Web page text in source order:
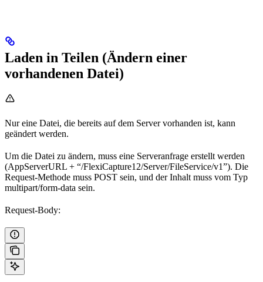
Laden in Teilen (Ändern einer
vorhandenen Datei)
Nur eine Datei, die bereits auf dem Server vorhanden ist, kann
geändert werden.
Um die Datei zu ändern, muss eine Serveranfrage erstellt werden
(AppServerURL + “/FlexiCapture12/Server/FileService/v1”). Die
Request-Methode muss POST sein, und der Inhalt muss vom Typ
multipart/form-data sein.
Request-Body: